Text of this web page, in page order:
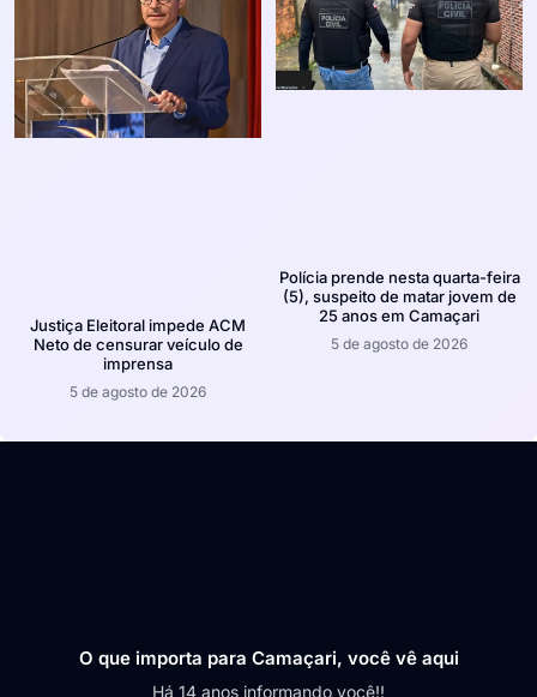
Justiça Eleitoral impede ACM
Neto de censurar veículo de
imprensa
5 de agosto de 2026
Polícia prende nesta quarta-feira
(5), suspeito de matar jovem de
25 anos em Camaçari
5 de agosto de 2026
O que importa para Camaçari, você vê aqui
Há 14 anos informando você!!